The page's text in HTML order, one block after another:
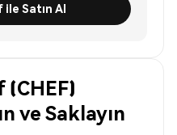
ile Satın Al
(CHEF)
ve Saklayın